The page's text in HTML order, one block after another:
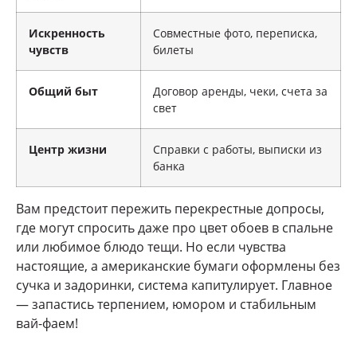
Искренность
чувств
Совместные фото, переписка,
билеты
Общий быт
Договор аренды, чеки, счета за
свет
Центр жизни
Справки с работы, выписки из
банка
Вам предстоит пережить перекрестные допросы,
где могут спросить даже про цвет обоев в спальне
или любимое блюдо тещи. Но если чувства
настоящие, а американские бумаги оформлены без
сучка и задоринки, система капитулирует. Главное
— запастись терпением, юмором и стабильным
вай-фаем!